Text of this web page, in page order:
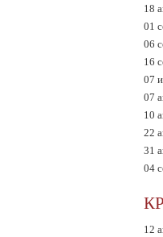
18
01
06
16
07
07
10
22
31
04
12